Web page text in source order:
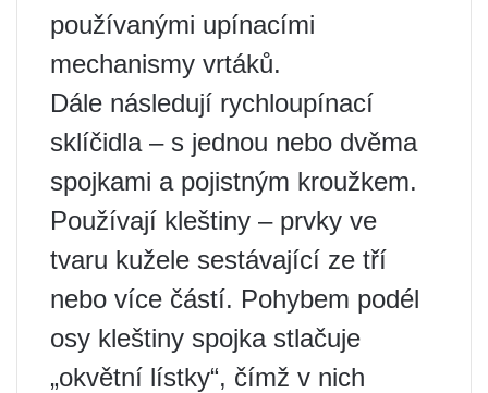
používanými upínacími
mechanismy vrtáků.
Dále následují rychloupínací
sklíčidla – s jednou nebo dvěma
spojkami a pojistným kroužkem.
Používají kleštiny – prvky ve
tvaru kužele sestávající ze tří
nebo více částí. Pohybem podél
osy kleštiny spojka stlačuje
„okvětní lístky“, čímž v nich